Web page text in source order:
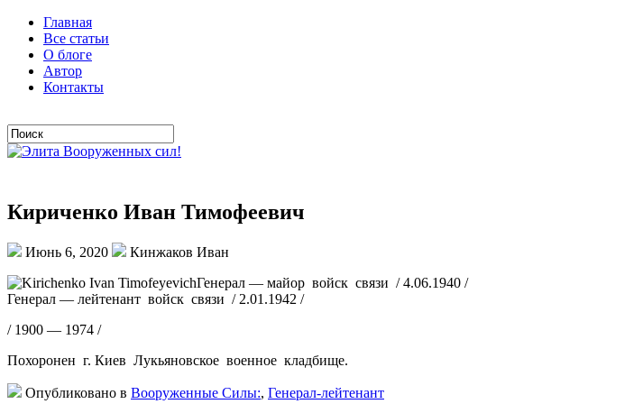
Главная
Все статьи
О блоге
Автор
Контакты
Кириченко Иван Тимофеевич
Июнь 6, 2020
Кинжаков Иван
Генерал — майор войск связи / 4.06.1940 /
Генерал — лейтенант войск связи / 2.01.1942 /
/ 1900 — 1974 /
Похоронен г. Киев Лукьяновское военное кладбище.
Опубликовано в Вооруженные Силы:, Генерал-лейтенант